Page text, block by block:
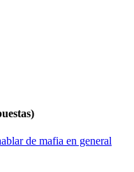
de mafia en general